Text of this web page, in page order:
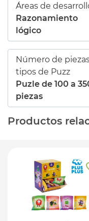
Áreas de
Razonamiento
lógico
Número de
tipos de Puzz
Puzle de 100 a
piezas
Productos